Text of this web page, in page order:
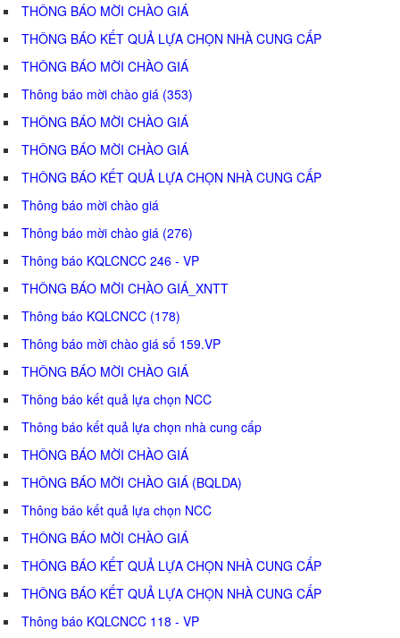
THÔNG BÁO MỜI CHÀO GIÁ
THÔNG BÁO KẾT QUẢ LỰA CHỌN NHÀ CUNG CẤP
THÔNG BÁO MỜI CHÀO GIÁ
Thông báo mời chào giá (353)
THÔNG BÁO MỜI CHÀO GIÁ
THÔNG BÁO MỜI CHÀO GIÁ
THÔNG BÁO KẾT QUẢ LỰA CHỌN NHÀ CUNG CẤP
Thông báo mời chào giá
Thông báo mời chào giá (276)
Thông báo KQLCNCC 246 - VP
THÔNG BÁO MỜI CHÀO GIÁ_XNTT
Thông báo KQLCNCC (178)
Thông báo mời chào giá số 159.VP
THÔNG BÁO MỜI CHÀO GIÁ
Thông báo kết quả lựa chọn NCC
Thông báo kết quả lựa chọn nhà cung cấp
THÔNG BÁO MỜI CHÀO GIÁ
THÔNG BÁO MỜI CHÀO GIÁ (BQLDA)
Thông báo kết quả lựa chọn NCC
THÔNG BÁO MỜI CHÀO GIÁ
THÔNG BÁO KẾT QUẢ LỰA CHỌN NHÀ CUNG CẤP
THÔNG BÁO KẾT QUẢ LỰA CHỌN NHÀ CUNG CẤP
Thông báo KQLCNCC 118 - VP